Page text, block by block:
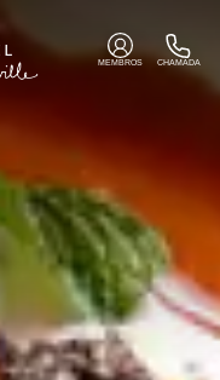
MEMBROS CHAMADA